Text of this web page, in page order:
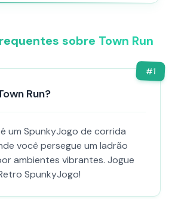
sobre Town Run
#1
Run?
um SpunkyJogo de corrida
você persegue um ladrão
ambientes vibrantes. Jogue
SpunkyJogo!